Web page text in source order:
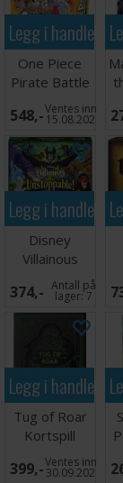
Legg i
One Piece
Pirate Battle
Kortspill
548,-Ventes inn
15.08.2026
Legg i
Disney
Villainous
Unstoppable
Brettspill
374,- Antall på
lager:7
Legg i
Tug of Roar
Kortspill
399,-Ventes inn
30.09.2026